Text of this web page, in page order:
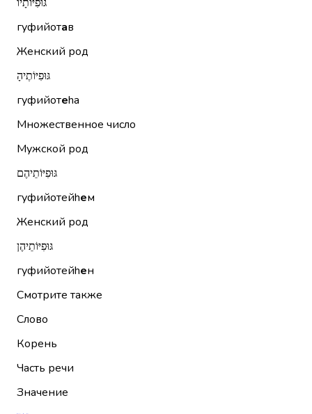
гуфийотав
Женский род
גּוּפִיּוֹתֶיהָ
гуфийотеhа
Множественное число
Мужской род
גּוּפִיּוֹתֵיהֶם
гуфийотейhем
Женский род
גּוּפִיּוֹתֵיהֶן
гуфийотейhен
Смотрите также
Слово
Корень
Часть речи
Значение